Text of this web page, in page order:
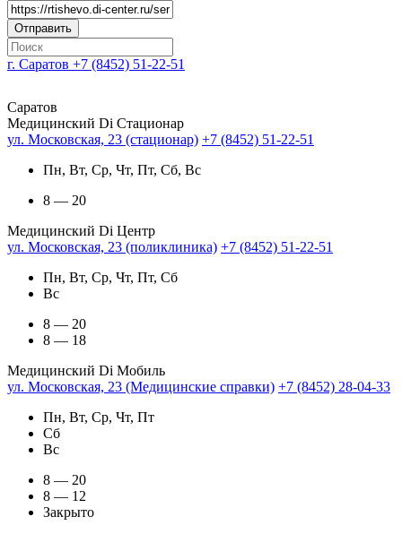
г. Саратов +7 (8452) 51-22-51
Саратов
Медицинский Di Стационар
ул. Московская, 23 (стационар) +7 (8452) 51-22-51
Пн, Вт, Ср, Чт, Пт, Сб, Вс
8 — 20
Медицинский Di Центр
ул. Московская, 23 (поликлиника) +7 (8452) 51-22-51
Пн, Вт, Ср, Чт, Пт, Сб
Вс
8 — 20
8 — 18
Медицинский Di Мобиль
ул. Московская, 23 (Медицинские справки) +7 (8452) 28-04-33
Пн, Вт, Ср, Чт, Пт
Сб
Вс
8 — 20
8 — 12
Закрыто